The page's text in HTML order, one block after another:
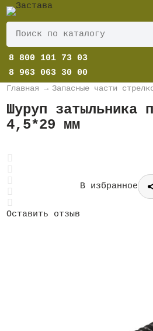
8 800 101 73 03
8 963 063 30 00
Главная → Запасные части
Шуруп затыльника
4,5*29 мм
Оставить отзыв
В избранное